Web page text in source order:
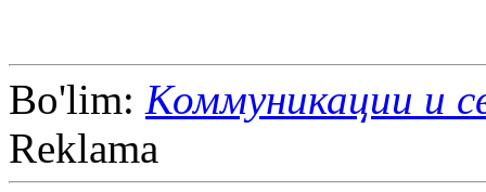
Bo'lim: Коммуникации и
Reklama